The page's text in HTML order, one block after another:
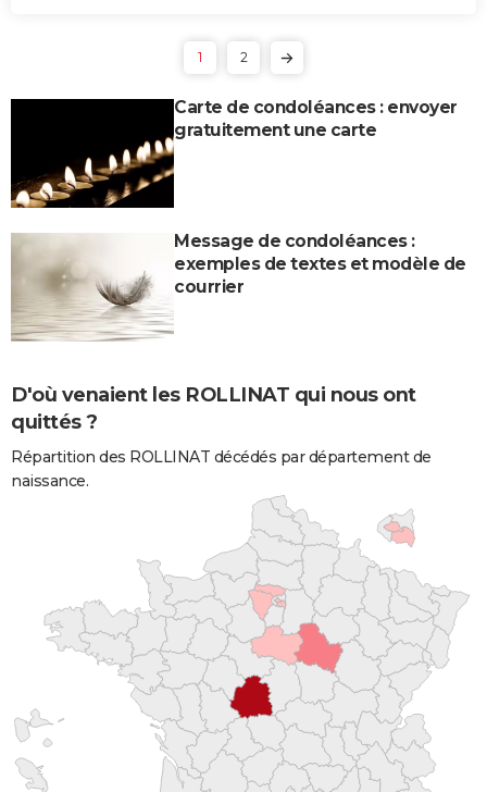
1 2
Carte de condoléances : envoyer
gratuitement une carte
Message de condoléances :
exemples de textes et modèle de
courrier
D'où venaient les ROLLINAT qui nous ont
quittés ?
Répartition des ROLLINAT décédés par département de
naissance.